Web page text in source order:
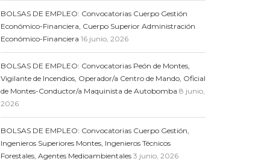
BOLSAS DE EMPLEO: Convocatorias Cuerpo Gestión
Económico-Financiera, Cuerpo Superior Administración
Económico-Financiera 16 junio, 2026
BOLSAS DE EMPLEO: Convocatorias Peón de Montes,
Vigilante de Incendios, Operador/a Centro de Mando, Oficial
de Montes-Conductor/a Maquinista de Autobomba 8 junio,
2026
BOLSAS DE EMPLEO: Convocatorias Cuerpo Gestión,
Ingenieros Superiores Montes, Ingenieros Técnicos
Forestales, Agentes Medioambientales 3 junio, 2026